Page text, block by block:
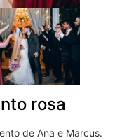
rosa
de Ana e Marcus.